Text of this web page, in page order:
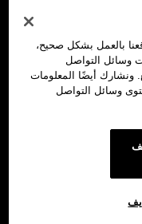
بالعمل بشكل صحيح،
وسائل التواصل
ونشارك أيضًا المعلومات
وسائل التواصل